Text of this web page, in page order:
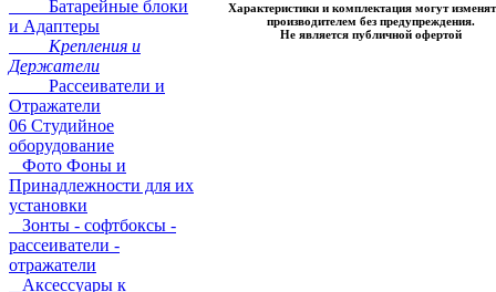
Батарейные блоки
и Адаптеры
Крепления и
Держатели
Рассеиватели и
Отражатели
06 Студийное
оборудование
Фото Фоны и
Принадлежности для их
установки
Зонты - софтбоксы -
рассеиватели -
отражатели
Аксессуары к
Характеристики и комплектация могут
производителем без предупреждения.
Не является публичной офертой